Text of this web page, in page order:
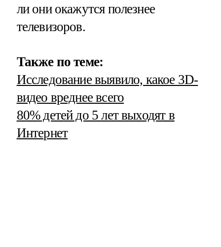
ли они окажутся полезнее
телевизоров.
Также по теме:
Исследование выявило, какое 3D-
видео вреднее всего
80% детей до 5 лет выходят в
Интернет